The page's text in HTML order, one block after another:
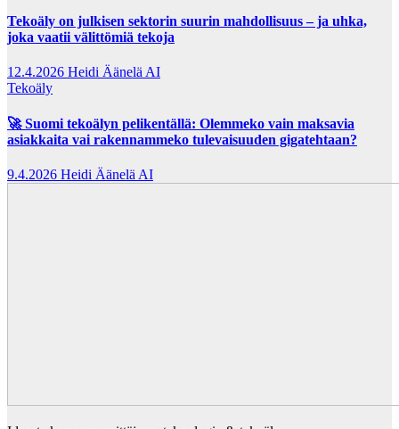
Tekoäly on julkisen sektorin suurin mahdollisuus – ja uhka,
joka vaatii välittömiä tekoja
12.4.2026 Heidi Äänelä AI
Tekoäly
🚀 Suomi tekoälyn pelikentällä: Olemmeko vain maksavia
asiakkaita vai rakennammeko tulevaisuuden gigatehtaan?
9.4.2026 Heidi Äänelä AI